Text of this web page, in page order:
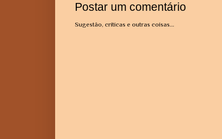
Postar um comentário
Sugestão, críticas e outras coisas...